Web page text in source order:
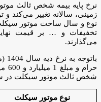
نرخ پایه بیمه شخص ثالث
زمینی، سالانه تغییر می‌کند
نوع و سال ساخت موتور
تخفیفات و … بر قیمت
می‌گذارند.
شخص ثالث موتور سیکلت در سال 1404 به شرح
نوع موتور سیکلت